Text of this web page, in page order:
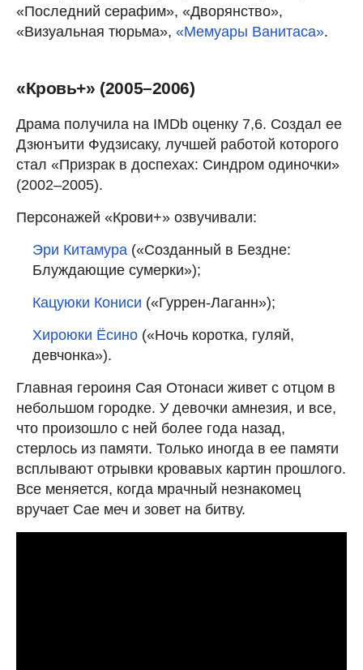
«Последний серафим», «Дворянство»,
«Визуальная тюрьма», «Мемуары Ванитаса».
«Кровь+» (2005–2006)
Драма получила на IMDb оценку 7,6. Создал ее
Дзюнъити Фудзисаку, лучшей работой которого
стал «Призрак в доспехах: Синдром одиночки»
(2002–2005).
Персонажей «Крови+» озвучивали:
Эри Китамура («Созданный в Бездне:
Блуждающие сумерки»);
Кацуюки Кониси («Гуррен-Лаганн»);
Хироюки Ёсино («Ночь коротка, гуляй,
девчонка»).
Главная героиня Сая Отонаси живет с отцом в
небольшом городке. У девочки амнезия, и все,
что произошло с ней более года назад,
стерлось из памяти. Только иногда в ее памяти
всплывают отрывки кровавых картин прошлого.
Все меняется, когда мрачный незнакомец
вручает Сае меч и зовет на битву.